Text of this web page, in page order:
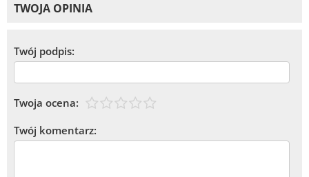
TWOJA OPINIA
Twój podpis:
Twoja ocena:
Twój komentarz: